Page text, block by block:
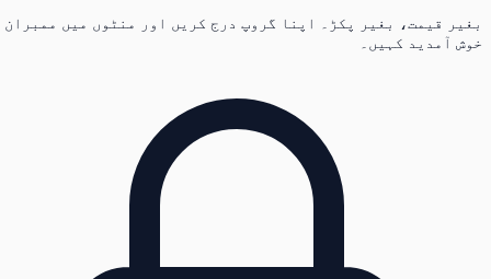
بغیر قیمت، بغیر پکڑ۔ اپنا گروپ درج کریں اور منٹوں میں ممبران
خوش آمدید کہیں۔